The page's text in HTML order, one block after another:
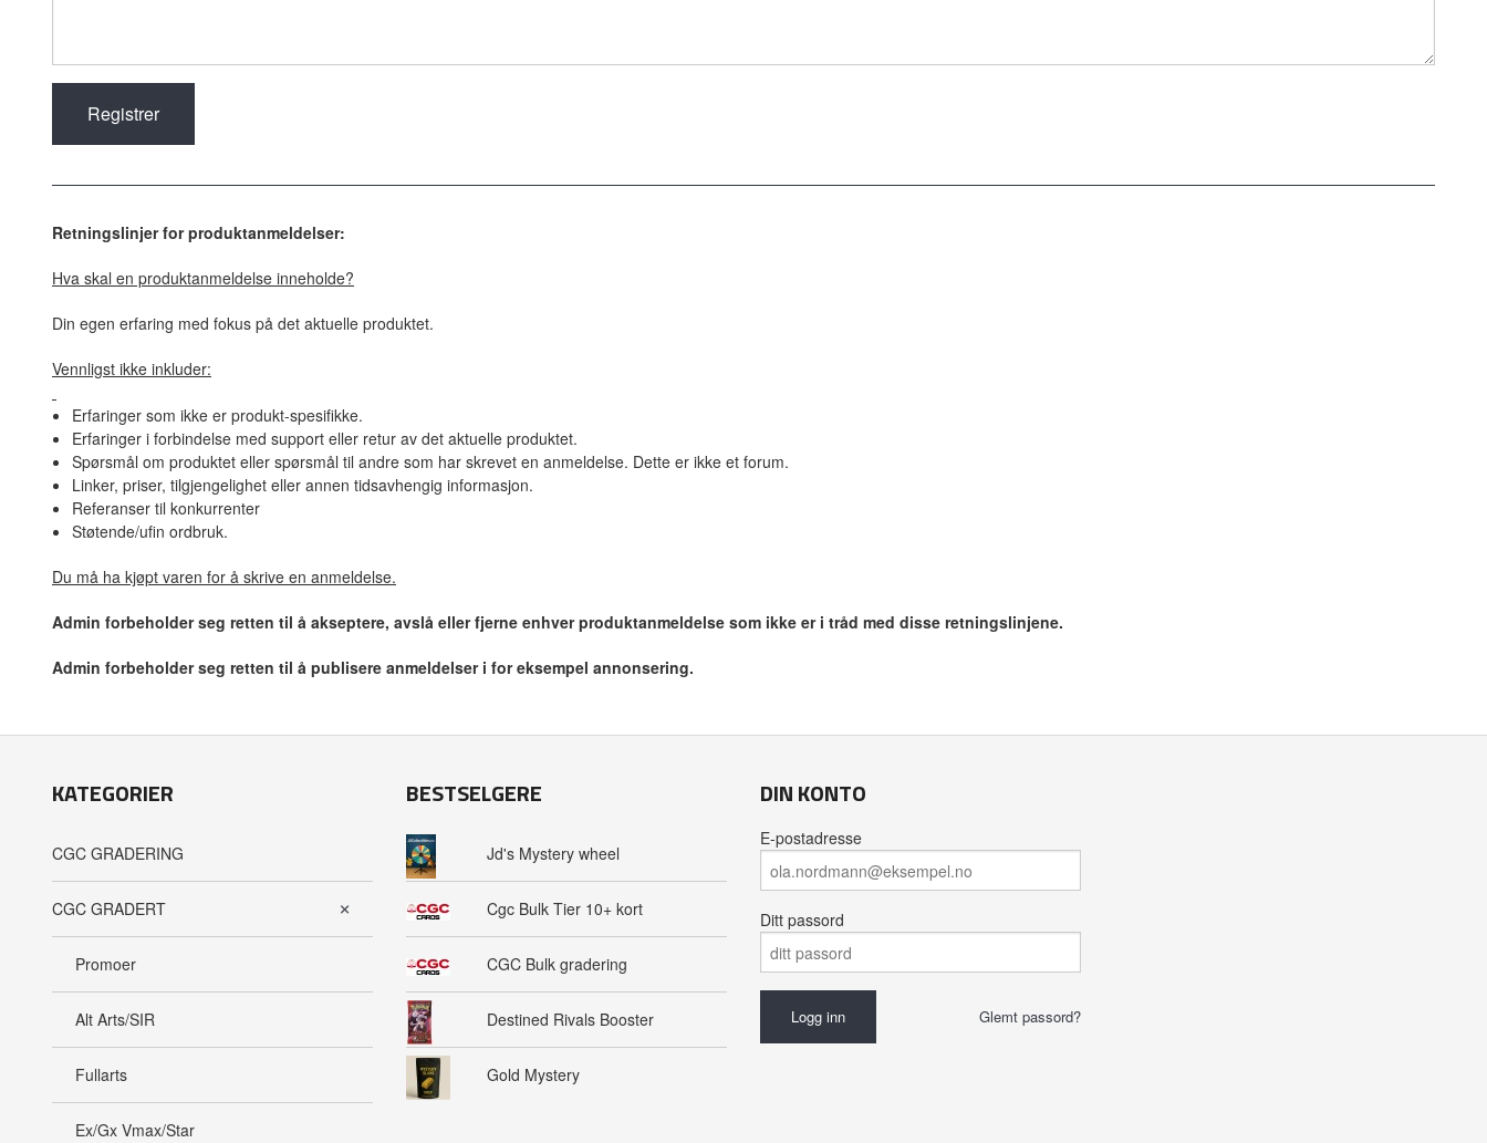
Retningslinjer for produktanmeldelser:
Hva skal en produktanmeldelse inneholde?
Din egen erfaring med fokus på det aktuelle produktet.
Vennligst ikke inkluder:
Erfaringer som ikke er produkt-spesifikke.
Erfaringer i forbindelse med support eller retur av det aktuelle produktet.
Spørsmål om produktet eller spørsmål til andre som har skrevet en anmeldelse. Dette er ikke et forum.
Linker, priser, tilgjengelighet eller annen tidsavhengig informasjon.
Referanser til konkurrenter
Støtende/ufin ordbruk.
Du må ha kjøpt varen for å skrive en anmeldelse.
Admin forbeholder seg retten til å akseptere, avslå eller fjerne enhver produktanmeldelse som ikke er i tråd med disse retningslinjene.
Admin forbeholder seg retten til å publisere anmeldelser i for eksempel annonsering.
KATEGORIER
CGC GRADERING
CGC GRADERT
Promoer
Alt Arts/SIR
Fullarts
Ex/Gx Vmax/Star
BESTSELGERE
Jd's Mystery wheel
Cgc Bulk Tier 10+ kort
CGC Bulk gradering
Destined Rivals Booster
Gold Mystery
DIN KONTO
E-postadresse
Ditt passord
Glemt passord?